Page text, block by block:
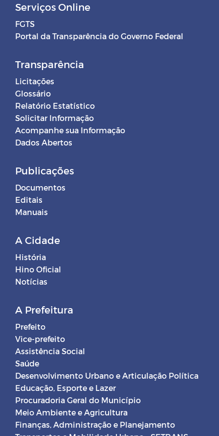
Serviços Online
FGTS
Portal da Transparência do Governo Federal
Transparência
Licitações
Glossário
Relatório Estatístico
Solicitar Informação
Acompanhe sua Informação
Dados Abertos
Publicações
Documentos
Editais
Manuais
A Cidade
História
Hino Oficial
Notícias
A Prefeitura
Prefeito
Vice-prefeito
Assistência Social
Saúde
Desenvolvimento Urbano e Articulação Política
Educação, Esporte e Lazer
Procuradoria Geral do Município
Meio Ambiente e Agricultura
Finanças, Administração e Planejamento